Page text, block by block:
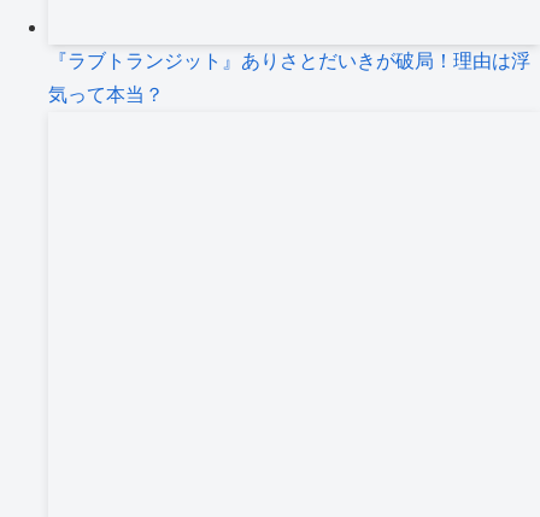
『ラブトランジット』ありさとだいきが破局！理由は浮
気って本当？